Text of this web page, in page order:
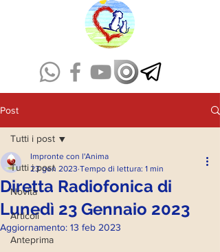
Post
Tutti i post
Novità
Articoli
Anteprima
Tutti i post
Diretta Radiofonica di
Lunedì 23 Gennaio 2023
Impronte con l'Anima
23 gen 2023 Tempo di lettura: 1 min
Aggiornamento: 13 feb 2023